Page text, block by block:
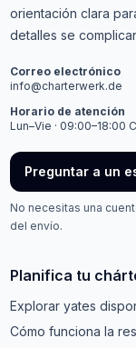
orientación clara
detalles se
Correo electrónico
info@charterwerk.de
Horario de atención
Lun–Vie · 09:00–18:00
Preguntar a un
No necesitas una
del envío.
Planifica tu
Explorar yates
Cómo funciona la